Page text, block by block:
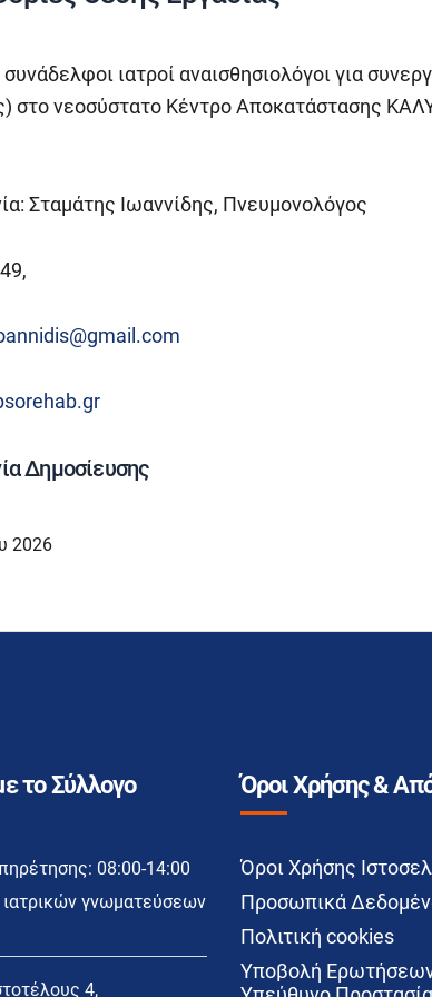
ιατροί αναισθησιολόγοι για
στο νεοσύστατο Κέντρο Αποκατάστασης
Σταμάτης Ιωαννίδης, Πνευμονολόγος
Δημοσίευσης
2026
το Σύλλογο
08:00-14:00
γνωματεύσεων
4,
Όροι Χρήσης &
Όροι Χρήσης
Προσωπικά
Πολιτική cookies
Υποβολή